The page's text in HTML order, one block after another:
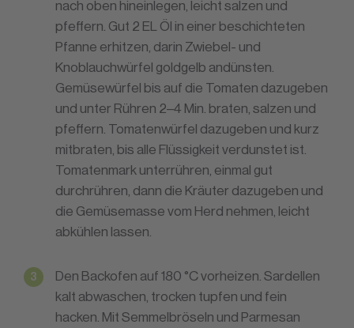
nach oben hineinlegen, leicht salzen und
pfeffern. Gut 2 EL Öl in einer beschichteten
Pfanne erhitzen, darin Zwiebel- und
Knoblauchwürfel goldgelb andünsten.
Gemüsewürfel bis auf die Tomaten dazugeben
und unter Rühren 2–4 Min. braten, salzen und
pfeffern. Tomatenwürfel dazugeben und kurz
mitbraten, bis alle Flüssigkeit verdunstet ist.
Tomatenmark unterrühren, einmal gut
durchrühren, dann die Kräuter dazugeben und
die Gemüsemasse vom Herd nehmen, leicht
abkühlen lassen.
Den Backofen auf 180 °C vorheizen. Sardellen
kalt abwaschen, trocken tupfen und fein
hacken. Mit Semmelbröseln und Parmesan